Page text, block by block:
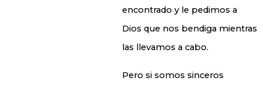
encontrado y le pedimos a
Dios que nos bendiga mientras
las llevamos a cabo.
Pero si somos sinceros